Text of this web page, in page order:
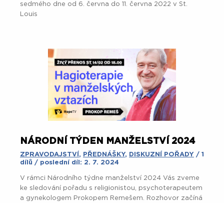
sedmého dne od 6. června do 11. června 2022 v St.
Louis
NÁRODNÍ TÝDEN MANŽELSTVÍ 2024
ZPRAVODAJSTVÍ , PŘEDNÁŠKY, DISKUZNÍ POŘADY / 1
dílů / poslední díl: 2. 7. 2024
V rámci Národního týdne manželství 2024 Vás zveme
ke sledování pořadu s religionistou, psychoterapeutem
a gynekologem Prokopem Remešem. Rozhovor začíná